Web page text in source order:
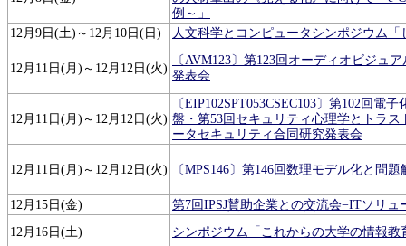
例～」
12月9日(土)～12月10日(日)
人文科学とコンピュータシンポジウム「
12月11日(月)～12月12日(火)
〔AVM123〕第123回オーディオビジュ
発表会
12月11日(月)～12月12日(火)
〔EIP102SPT053CSEC103〕第102回電
盤・第53回セキュリティ心理学とトラス
ータセキュリティ合同研究発表会
12月11日(月)～12月12日(火) 〔MPS146〕第146回数理モデル化と問
12月15日(金)
第7回IPSJ賛助企業との交流会−ITソリュ
12月16日(土)
シンポジウム「これからの大学の情報教